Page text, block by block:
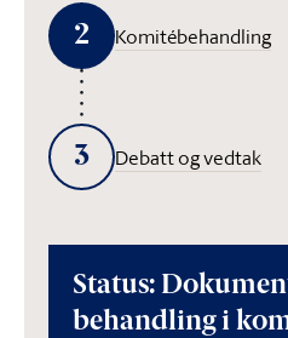
2 Komitébehandling
3 Debatt og vedtak
Status:
behandling i